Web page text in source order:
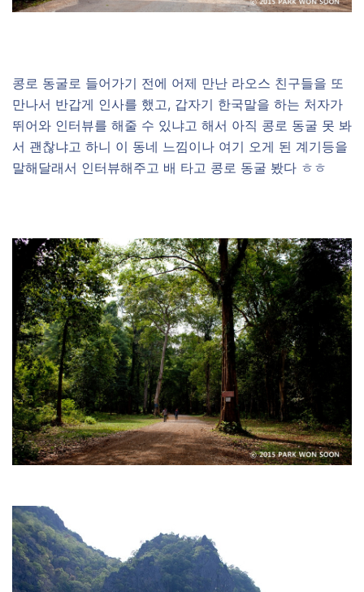
콩로 동굴로 들어가기 전에 어제 만난 라오스 친구들을 또
만나서 반갑게 인사를 했고, 갑자기 한국말을 하는 처자가
뛰어와 인터뷰를 해줄 수 있냐고 해서 아직 콩로 동굴 못 봐
서 괜찮냐고 하니 이 동네 느낌이나 여기 오게 된 계기등을
말해달래서 인터뷰해주고 배 타고 콩로 동굴 봤다 ㅎㅎ